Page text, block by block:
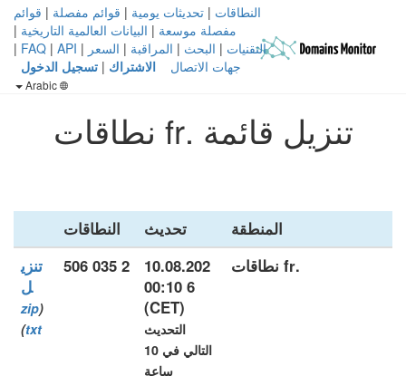
النطاقات | تحديثات يومية | قوائم مفصلة | قوائم
مفصلة موسعة | البيانات العالمية التاريخية |
التقنيات | البحث | المراقبة | السعر |
FAQ | API
|
جهات الاتصال
الاشتراك | تسجيل الدخول
تنزيل قائمة .fr نطاقات
المنطقة تحديث
النطاقات
.fr نطاقات
10.08.202
6 00:10
(CET)
التحديث
التالي في 10
ساعة
2 035 506
تنزي
ل
(
zip
txt
)